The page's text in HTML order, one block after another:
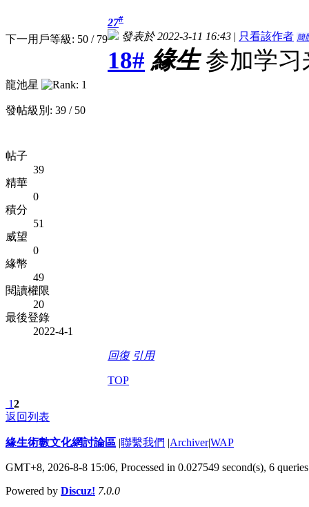
下一用戶等級: 50 / 79
龍池星
發帖級別: 39 / 50
帖子
39
精華
0
積分
51
威望
0
緣幣
49
閱讀權限
20
最後登錄
2022-4-1
27#
發表於 2022-3-11 16:43 | 只看該作者 簡
18# 緣生 参加学习
回復 引用
TOP
12
返回列表
緣生術數文化網討論區 |聯繫我們 |Archiver|WAP
GMT+8, 2026-8-8 15:06, Processed in 0.027549 second(s), 6 queries
Powered by Discuz! 7.0.0